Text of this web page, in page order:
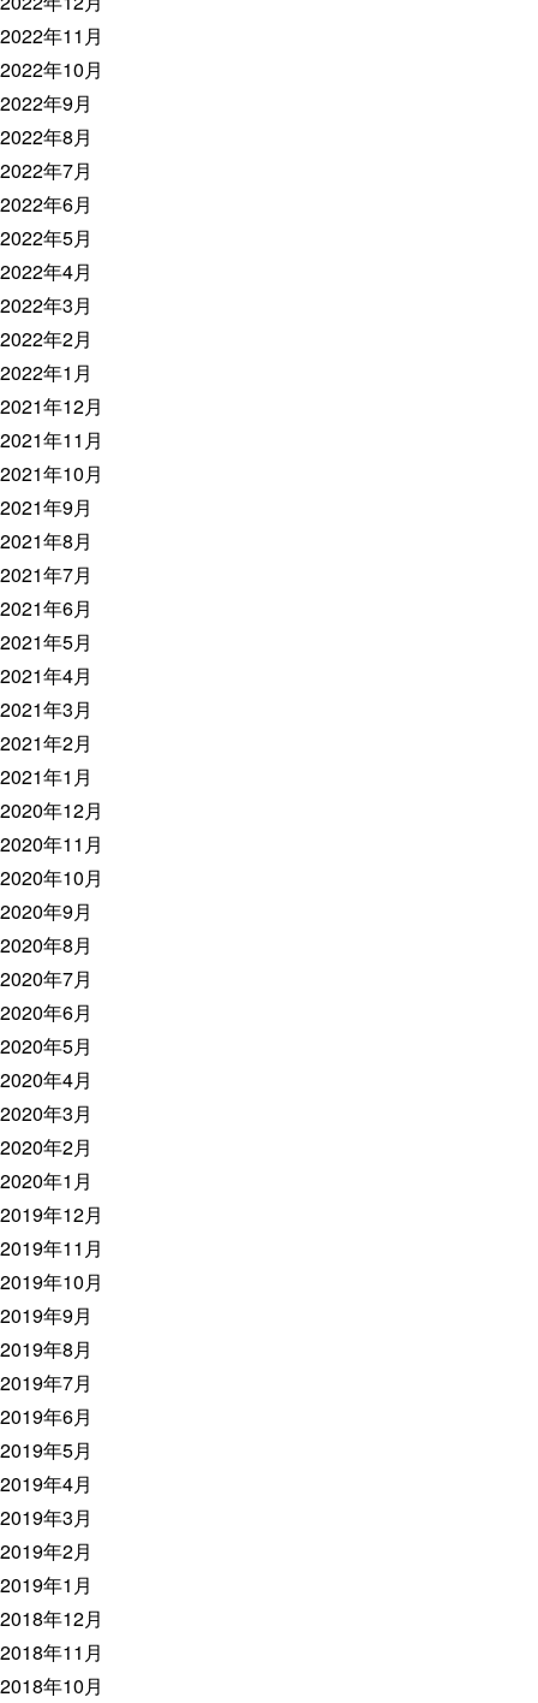
2022年11月
2022年10月
2022年9月
2022年8月
2022年7月
2022年6月
2022年5月
2022年4月
2022年3月
2022年2月
2022年1月
2021年12月
2021年11月
2021年10月
2021年9月
2021年8月
2021年7月
2021年6月
2021年5月
2021年4月
2021年3月
2021年2月
2021年1月
2020年12月
2020年11月
2020年10月
2020年9月
2020年8月
2020年7月
2020年6月
2020年5月
2020年4月
2020年3月
2020年2月
2020年1月
2019年12月
2019年11月
2019年10月
2019年9月
2019年8月
2019年7月
2019年6月
2019年5月
2019年4月
2019年3月
2019年2月
2019年1月
2018年12月
2018年11月
2018年10月